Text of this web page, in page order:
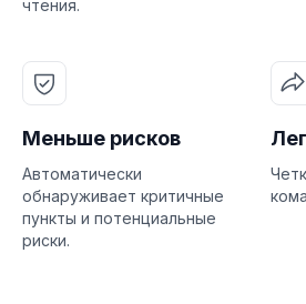
чтения.
Меньше рисков
Автоматически
обнаруживает критичные
пункты и потенциальные
риски.